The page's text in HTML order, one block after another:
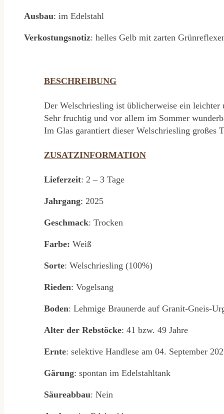
Ausbau: im Edelstahl
Verkostungsnotiz: helles Gelb mit zarten
BESCHREIBUNG
Der Welschriesling ist üblicherweise ein leichter
Sehr fruchtig und vor allem im Sommer
Im Glas garantiert dieser Welschriesling großes
ZUSATZINFORMATION
Lieferzeit: 2 – 3 Tage
Jahrgang: 2025
Geschmack: Trocken
Farbe: Weiß
Sorte: Welschriesling (100%)
Rieden: Vogelsang
Boden: Lehmige Braunerde auf Granit-Gneis-
Alter der Rebstöcke: 41 bzw. 49 Jahre
Ernte: selektive Handlese am 04. September
Gärung: spontan im Edelstahltank
Säureabbau: Nein